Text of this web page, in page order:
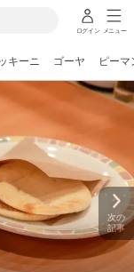
ログイン メニュー
キーニ ゴーヤ ピーマ
次の
記事